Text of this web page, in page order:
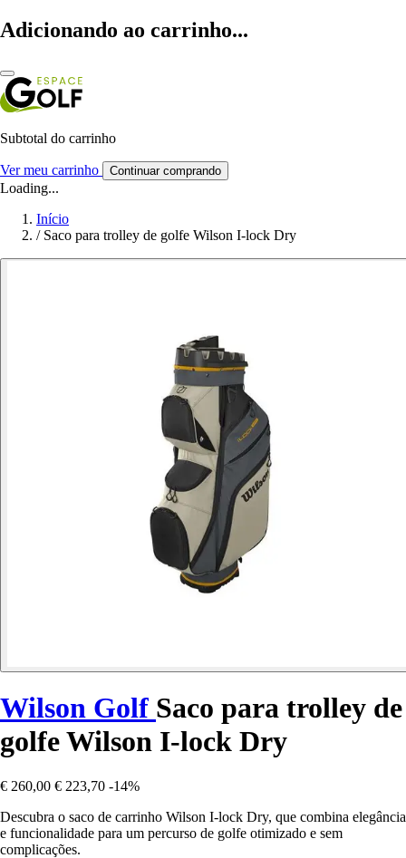
Adicionando ao carrinho...
Subtotal do carrinho
Ver meu carrinho Continuar comprando
Loading...
Início
/ Saco para trolley de golfe Wilson I-lock Dry
Wilson Golf Saco para trolley de
golfe Wilson I-lock Dry
€ 260,00 € 223,70 -14%
Descubra o saco de carrinho Wilson I-lock Dry, que combina elegância
e funcionalidade para um percurso de golfe otimizado e sem
complicações.